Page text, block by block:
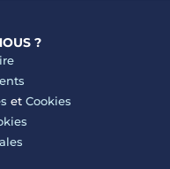
?
et Cookies